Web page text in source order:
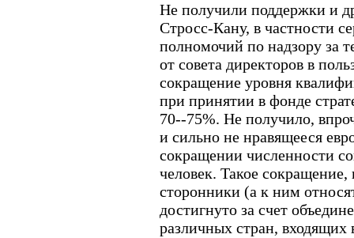
Не получили поддержки и
Стросс-Кану, в частности
полномочий по надзору за
от совета директоров в
сокращение уровня
при принятии в фонде
70--75%. Не получило,
и сильно не нравящееся
сокращении численности
человек. Такое сокращение,
сторонники (а к ним
достигнуто за счет
различных стран, входящих